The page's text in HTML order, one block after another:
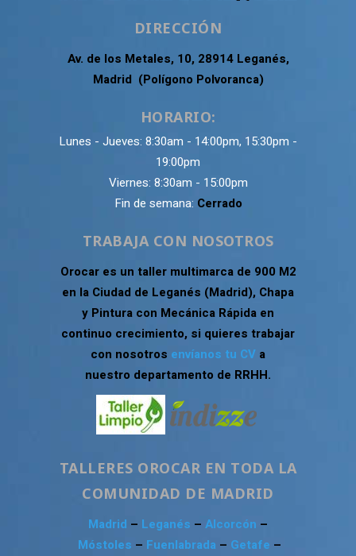
DIRECCIÓN
Av. de los Metales, 10, 28914 Leganés,
Madrid (Polígono Polvoranca)
HORARIO:
Lunes - Jueves: 8:30am - 14:00pm, 15:30pm -
19:00pm
Viernes: 8:30am - 15:00pm
Fin de semana: Cerrado
TRABAJA CON NOSOTROS
Orocar es un taller multimarca de 900 M2
en la Ciudad de Leganés (Madrid), Chapa
y Pintura con Mecánica Rápida en
continuo crecimiento, si quieres trabajar
con nosotros envíanos tu CV a
nuestro departamento de RRHH.
TALLERES OROCAR EN TODA LA
COMUNIDAD DE MADRID
Madrid – Leganés – Alcorcón –
Móstoles – Fuenlabrada – Getafe –